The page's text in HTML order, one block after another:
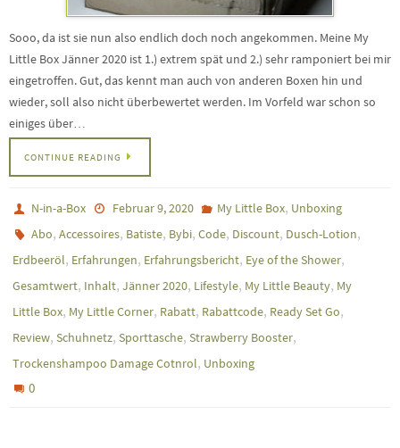
Sooo, da ist sie nun also endlich doch noch angekommen. Meine My
Little Box Jänner 2020 ist 1.) extrem spät und 2.) sehr ramponiert bei mir
eingetroffen. Gut, das kennt man auch von anderen Boxen hin und
wieder, soll also nicht überbewertet werden. Im Vorfeld war schon so
einiges über…
CONTINUE READING
N-in-a-Box Februar 9, 2020 My Little Box, Unboxing
Abo,Accessoires, Batiste, Bybi,Code, Discount, Dusch-Lotion,
Erdbeeröl, Erfahrungen, Erfahrungsbericht, Eye of the Shower,
Gesamtwert, Inhalt, Jänner 2020, Lifestyle, My Little Beauty, My
Little Box, My Little Corner, Rabatt, Rabattcode, Ready Set Go,
Review, Schuhnetz, Sporttasche, Strawberry Booster,
Trockenshampoo Damage Cotnrol, Unboxing
0